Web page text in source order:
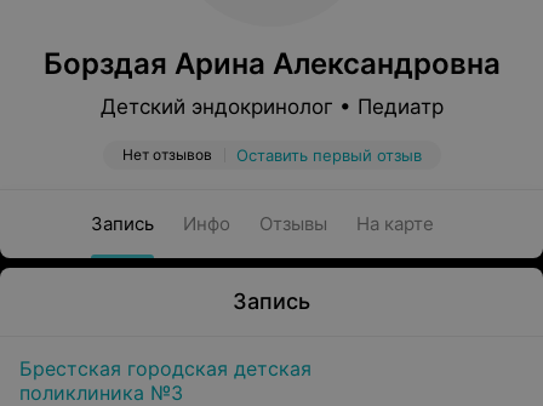
Борздая Арина Александровна
Детский эндокринолог • Педиатр
Нет отзывов Оставить первый отзыв
Запись Инфо Отзывы На карте
Запись
Брестская городская детская
поликлиника №3